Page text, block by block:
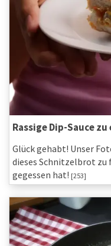
Rassige Dip-Sauce
Glück gehabt! Unser
dieses Schnitzelbrot
gegessen hat! [253]